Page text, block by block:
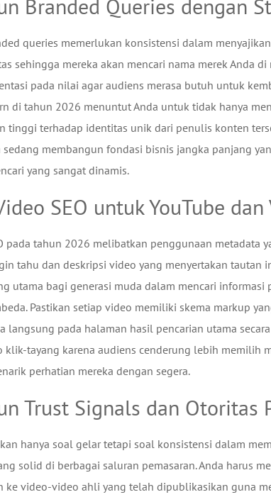
Branded Queries dengan
queries memerlukan konsistensi dalam
sehingga mereka akan mencari nama merek Anda
pada nilai agar audiens merasa butuh untuk
di tahun 2026 menuntut Anda untuk tidak hanya
tinggi terhadap identitas unik dari penulis konten
sedang membangun fondasi bisnis jangka panjang
yang sangat dinamis.
SEO untuk YouTube
pada tahun 2026 melibatkan penggunaan metadata
tahu dan deskripsi video yang menyertakan tautan
utama bagi generasi muda dalam mencari
Pastikan setiap video memiliki skema markup
langsung pada halaman hasil pencarian utama
klik-tayang karena audiens cenderung lebih memilih
perhatian mereka dengan segera.
Trust Signals dan Otoritas
hanya soal gelar tetapi soal konsistensi dalam
solid di berbagai saluran pemasaran. Anda harus
ke video-video ahli yang telah dipublikasikan guna